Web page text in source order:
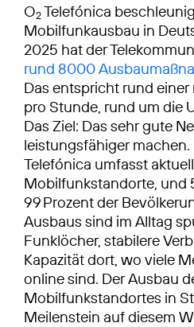
O2Telefónica
Mobilfunkausbau in
2025 hat der
rund 8000
Das entspricht rund
pro Stunde, rund um die
Das Ziel: Das sehr gute
leistungsfähiger machen.
Telefónica umfasst
Mobilfunkstandorte, und
99 Prozent der
Ausbaus sind im Alltag
Funklöcher, stabilere
Kapazität dort, wo viele
online sind. Der Ausbau
Mobilfunkstandortes in
Meilenstein auf diesem